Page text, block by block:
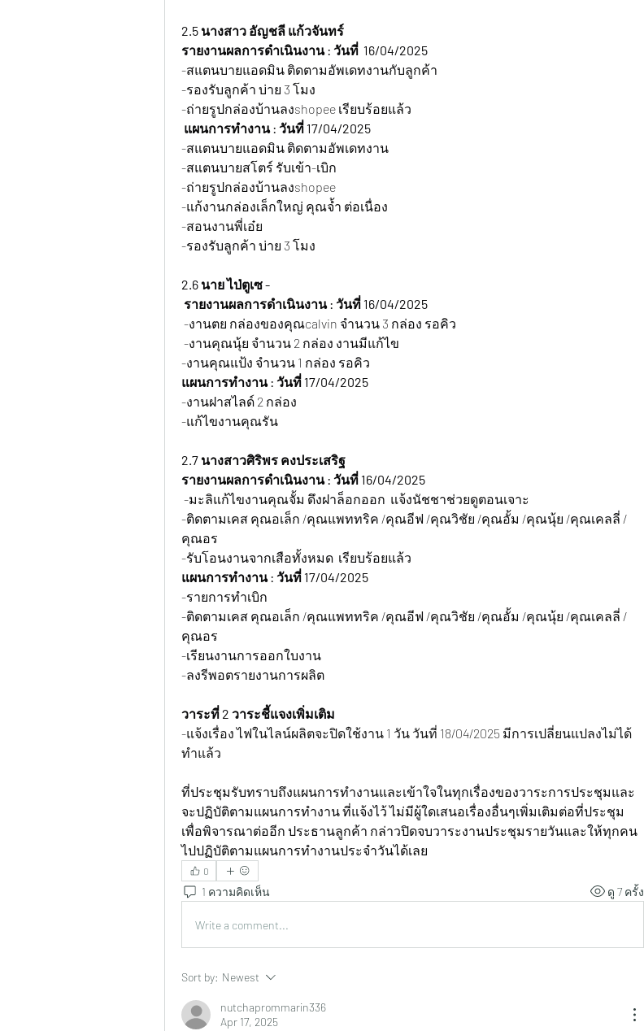
2.5 นางสาว อัญชลี แก้วจันทร์
รายงานผลการดำเนินงาน : วันที่  16/04/2025
-สแตนบายแอดมิน ติดตามอัพเดทงานกับลูกค้า
-รองรับลูกค้า บ่าย 3 โมง
-ถ่ายรูปกล่องบ้านลงshopee เรียบร้อยแล้ว
แผนการทำงาน : วันที่ 17/04/2025
-สแตนบายแอดมิน ติดตามอัพเดทงาน
-สแตนบายสโตร์ รับเข้า-เบิก
-ถ่ายรูปกล่องบ้านลงshopee
-แก้งานกล่องเล็กใหญ่ คุณจ้ำ ต่อเนื่อง
-สอนงานพี่เอ๋ย
-รองรับลูกค้า บ่าย 3 โมง
2.6 นาย ไป่ตูเซ -
รายงานผลการดำเนินงาน : วันที่ 16/04/2025
-งานตย กล่องของคุณcalvin จำนวน 3 กล่อง รอคิว
-งานคุณนุ้ย จำนวน 2 กล่อง งานมีแก้ไข
-งานคุณแป้ง จำนวน 1 กล่อง รอคิว
แผนการทำงาน : วันที่ 17/04/2025
-งานฝาสไลด์ 2 กล่อง
-แก้ไขงานคุณรัน
2.7 นางสาวศิริพร คงประเสริฐ
รายงานผลการดำเนินงาน : วันที่ 16/04/2025
-มะลิแก้ไขงานคุณจั้ม ดึงฝาล็อกออก  แจ้งนัชชาช่วยดูตอนเจาะ
-ติดตามเคส คุณอเล็ก /คุณแพททริค /คุณอีฟ /คุณวิชัย /คุณอั้ม /คุณนุ้ย /คุณเคลลี่ /
คุณอร
-รับโอนงานจากเสือทั้งหมด  เรียบร้อยแล้ว
แผนการทำงาน : วันที่ 17/04/2025
-รายการทำเบิก
-ติดตามเคส คุณอเล็ก /คุณแพททริค /คุณอีฟ /คุณวิชัย /คุณอั้ม /คุณนุ้ย /คุณเคลลี่ /
คุณอร
-เรียนงานการออกใบงาน
-ลงรีพอตรายงานการผลิต
วาระที่ 2 วาระชี้แจงเพิ่มเติม
-แจ้งเรื่อง ไฟในไลน์ผลิตจะปิดใช้งาน 1 วัน วันที่ 18/04/2025 มีการเปลี่ยนแปลงไม่ได้
ทำแล้ว
ที่ประชุมรับทราบถึงแผนการทำงานและเข้าใจในทุกเรื่องของวาระการประชุมและ
จะปฏิบัติตามแผนการทำงาน ที่แจ้งไว้ ไม่มีผู้ใดเสนอเรื่องอื่นๆเพิ่มเติมต่อที่ประชุม
เพื่อพิจารณาต่ออีก ประธานลูกค้า กล่าวปิดจบวาระงานประชุมรายวันและให้ทุกคน
ไปปฏิบัติตามแผนการทำงานประจำวันได้เลย
0
1 ความคิดเห็น ดู 7 ครั้ง
Write a comment...
Sort by: Newest
nutchaprommarin336
Apr 17, 2025